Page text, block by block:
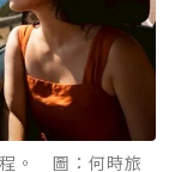
。 圖：何時旅